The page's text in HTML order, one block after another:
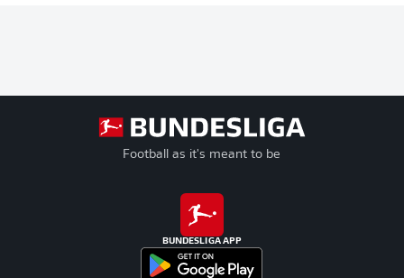
Football as it's meant to be
BUNDESLIGA APP